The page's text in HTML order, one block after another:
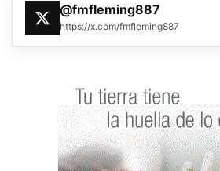
@fmfleming887
https://x.com/fmfleming887